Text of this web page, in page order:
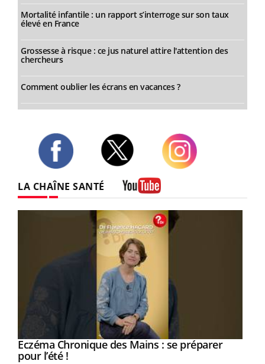
Mortalité infantile : un rapport s’interroge sur son taux
élevé en France
Grossesse à risque : ce jus naturel attire l'attention des
chercheurs
Comment oublier les écrans en vacances ?
LA CHAÎNE SANTÉ
Youtube
Eczéma Chronique des Mains : se préparer
pour l’été !Youtube